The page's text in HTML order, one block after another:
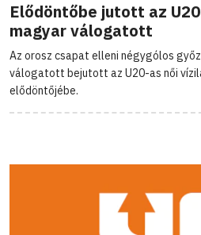
Elődöntőbe jutott az
magyar válogatott
Az orosz csapat elleni négygólos
válogatott bejutott az U20-as női
elődöntőjébe.